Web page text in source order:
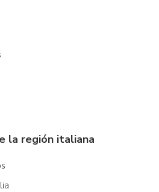
la región italiana